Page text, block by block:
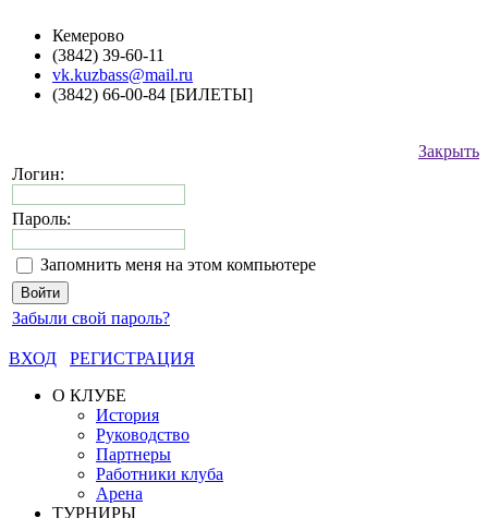
Кемерово
(3842) 39-60-11
vk.kuzbass@mail.ru
(3842) 66-00-84 [БИЛЕТЫ]
Закрыть
Логин:
Пароль:
Запомнить меня на этом компьютере
Забыли свой пароль?
ВХОД
РЕГИСТРАЦИЯ
О КЛУБЕ
История
Руководство
Партнеры
Работники клуба
Арена
ТУРНИРЫ